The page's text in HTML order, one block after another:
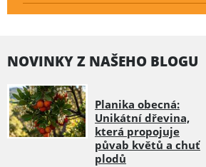
NOVINKY Z NAŠEHO BLOGU
Planika obecná:
Unikátní dřevina,
která propojuje
půvab květů a chuť
plodů